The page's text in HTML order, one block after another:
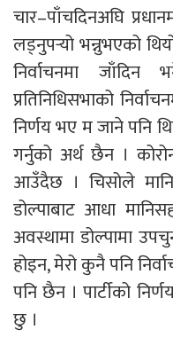
चार–पाँचदिनअघि
लड्नुपर्‍यो भन्नुभएको
निर्वाचनमा
प्रतिनिधिसभाको
निर्णय भए म जाने पनि
गर्नुको अर्थ छैन ।
आउँदैछ । चिसोले
डोल्पाबाट आधा
अवस्थामा डोल्पामा
होइन, मेरो कुनै पनि
पनि छैन । पार्टीको
छु ।